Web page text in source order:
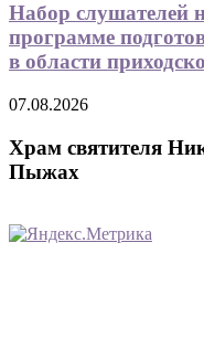
Набор слушателей
программе
в области
07.08.2026
Храм святителя
Пыжах